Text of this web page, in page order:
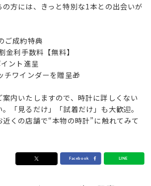
方には、きっと特別な1本との出会いが
ご成約特典
利手数料【無料】
ント進呈
ワインダーを贈呈🎁
内いたしますので、時計に詳しくない
「見るだけ」「試着だけ」も大歓迎。
くの店舗で“本物の時計”に触れてみて